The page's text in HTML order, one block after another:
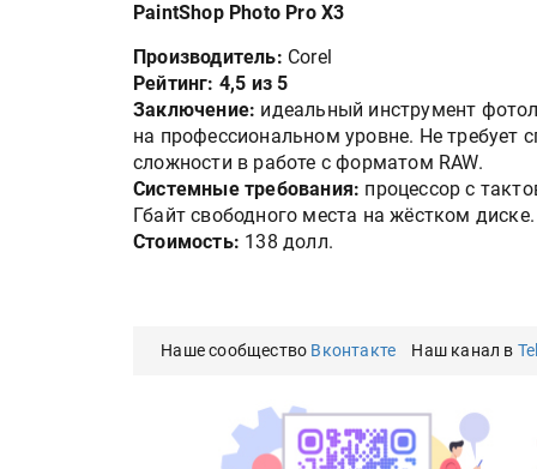
PaintShop Photo Pro Х3
Производитель: Cоrel
Рейтинг: 4,5 из 5
Заключение: идеальный инструмент
на профессиональном уровне. Не требует
сложности в работе с форматом RAW.
Системные требования: процессор с
Гбайт свободного места на жёстком диске.
Стоимость: 138 долл.
Наше сообщество Вконтакте Наш канал в